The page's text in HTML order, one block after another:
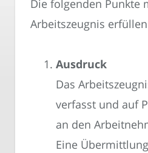
Die folgenden Punkte
Arbeitszeugnis
Ausdruck
Das
verfasst und auf
an den
Eine